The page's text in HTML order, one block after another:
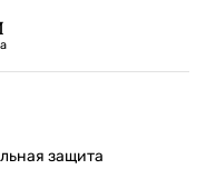
защита